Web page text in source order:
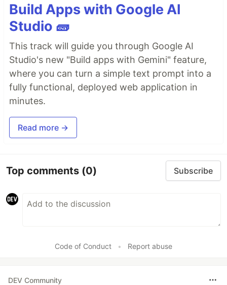
Build Apps with Google AI
Studio 🧱
This track will guide you through Google AI
Studio's new "Build apps with Gemini" feature,
where you can turn a simple text prompt into a
fully functional, deployed web application in
minutes.
Read more →
Top comments (0) Subscribe
Code of Conduct • Report abuse
DEV Community